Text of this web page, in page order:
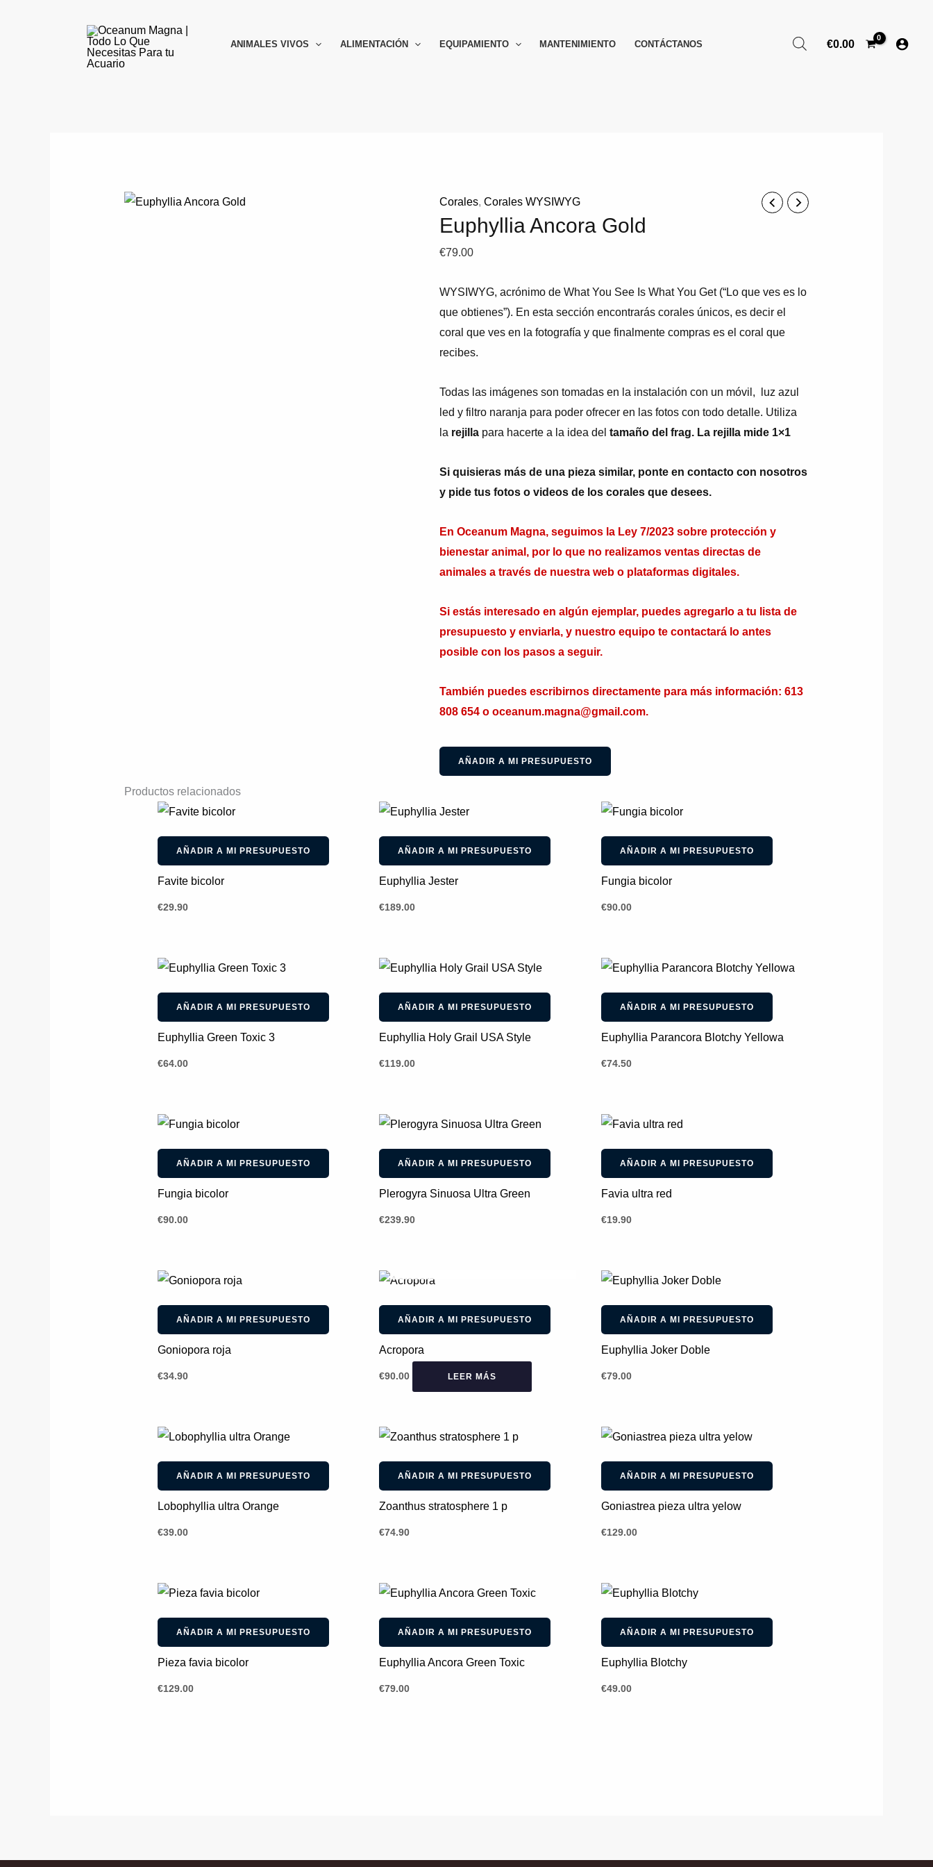
ANIMALES VIVOS ALIMENTACIÓN EQUIPAMIENTO MANTENIMIENTO CONTÁCTANOS €0.00
Corales, Corales WYSIWYG
Euphyllia Ancora Gold
€79.00
WYSIWYG, acrónimo de What You See Is What You Get(“Lo que ves es lo
que obtienes”). En esta sección encontrarás corales únicos, es decir el
coral que ves en la fotografía y que finalmente compras es el coral que
recibes.
Todas las imágenes son tomadas en la instalación con un móvil, luz azul
led y filtro naranja para poder ofrecer en las fotos con todo detalle. Utiliza
la rejillapara hacerte a la idea del tamaño del frag. La rejilla mide 1×1
Si quisieras más de una pieza similar, ponte en contacto con nosotros
y pide tus fotos o videos de los corales que desees.
En Oceanum Magna, seguimos la Ley 7/2023 sobre protección y
bienestar animal, por lo que no realizamos ventas directas de
animales a través de nuestra web o plataformas digitales.
Si estás interesado en algún ejemplar, puedes agregarlo a tu lista de
presupuesto y enviarla, y nuestro equipo te contactará lo antes
posible con los pasos a seguir.
También puedes escribirnos directamente para más información: 613
808 654 o oceanum.magna@gmail.com.
AÑADIR A MI PRESUPUESTO
Productos relacionados
AÑADIR A MI PRESUPUESTO
Favite bicolor
€29.90
AÑADIR A MI PRESUPUESTO
Euphyllia Jester
€189.00
AÑADIR A MI PRESUPUESTO
Fungia bicolor
€90.00
AÑADIR A MI PRESUPUESTO
Euphyllia Green Toxic 3
€64.00
AÑADIR A MI PRESUPUESTO
Euphyllia Holy Grail USA Style
€119.00
AÑADIR A MI PRESUPUESTO
Euphyllia Parancora Blotchy Yellowa
€74.50
AÑADIR A MI PRESUPUESTO
Fungia bicolor
€90.00
AÑADIR A MI PRESUPUESTO
Plerogyra Sinuosa Ultra Green
€239.90
AÑADIR A MI PRESUPUESTO
Favia ultra red
€19.90
AÑADIR A MI PRESUPUESTO
Goniopora roja
€34.90
AÑADIR A MI PRESUPUESTO
Acropora
€90.00 LEER MÁS
AÑADIR A MI PRESUPUESTO
Euphyllia Joker Doble
€79.00
AÑADIR A MI PRESUPUESTO
Lobophyllia ultra Orange
€39.00
AÑADIR A MI PRESUPUESTO
Zoanthus stratosphere 1 p
€74.90
AÑADIR A MI PRESUPUESTO
Goniastrea pieza ultra yelow
€129.00
AÑADIR A MI PRESUPUESTO
Pieza favia bicolor
€129.00
AÑADIR A MI PRESUPUESTO
Euphyllia Ancora Green Toxic
€79.00
AÑADIR A MI PRESUPUESTO
Euphyllia Blotchy
€49.00